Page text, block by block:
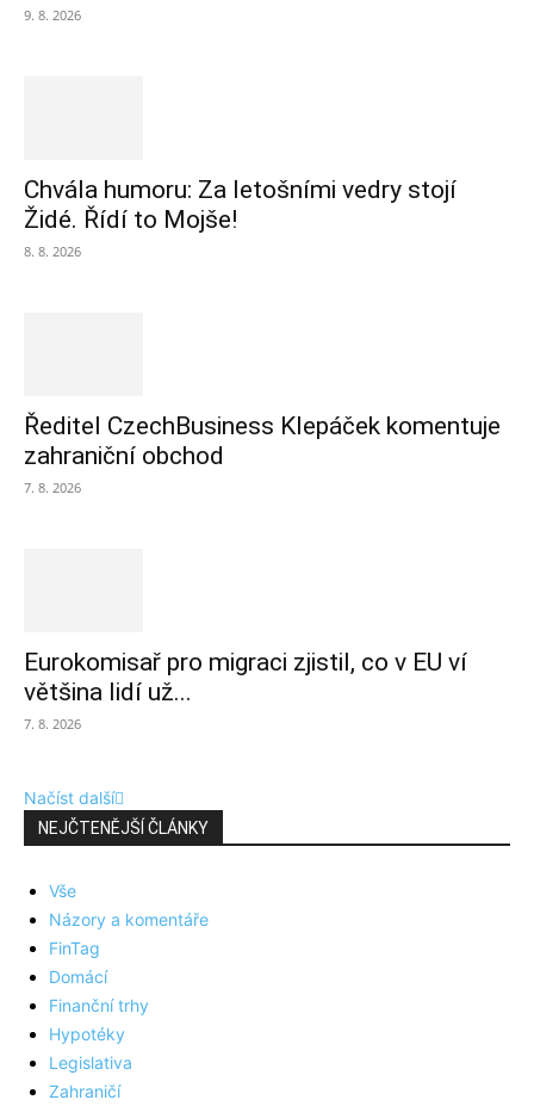
9. 8. 2026
Chvála humoru: Za letošními vedry stojí
Židé. Řídí to Mojše!
8. 8. 2026
Ředitel CzechBusiness Klepáček komentuje
zahraniční obchod
7. 8. 2026
Eurokomisař pro migraci zjistil, co v EU ví
většina lidí už...
7. 8. 2026
Načíst další
NEJČTENĚJŠÍ ČLÁNKY
Vše
Názory a komentáře
FinTag
Domácí
Finanční trhy
Hypotéky
Legislativa
Zahraničí